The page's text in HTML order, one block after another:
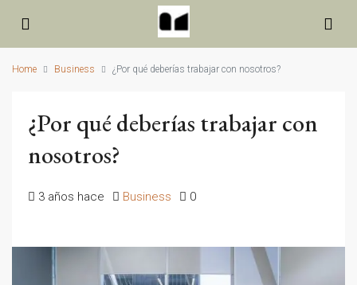
Home Business ¿Por qué deberías trabajar con nosotros?
¿Por qué deberías trabajar con
nosotros?
3 años hace Business 0